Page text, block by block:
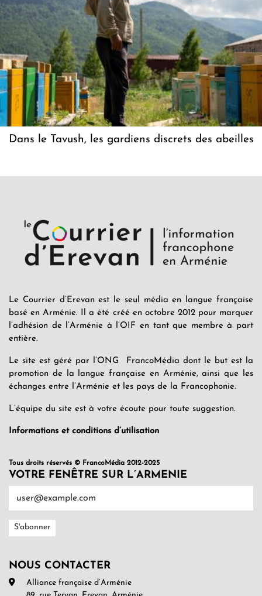
Dans le Tavush, les gardiens discrets des abeilles
Le Courrier d’Erevan est le seul média en langue française
basé en Arménie. Il a été créé en octobre 2012 pour marquer
l’adhésion de l’Arménie à l’OIF en tant que membre à part
entière.
Le site est géré par l’ONG FrancoMédia dont le but est la
promotion de la langue française en Arménie, ainsi que les
échanges entre l’Arménie et les pays de la Francophonie.
L’équipe du site est à votre écoute pour toute suggestion.
Informations et conditions d’utilisation
Tous droits réservés © FrancoMédia 2012-2025
VOTRE FENÊTRE SUR L’ARMENIE
NOUS CONTACTER
Alliance française d’Arménie